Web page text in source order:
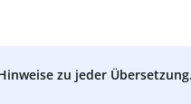
zu jeder